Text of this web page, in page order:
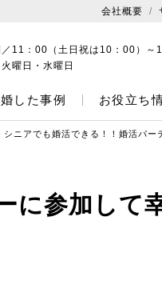
会社概要
11：00（土日祝は10：00）～
火曜日・水曜日
した事例 お役立ち
シニアでも婚活できる！！婚活パー
に参加して